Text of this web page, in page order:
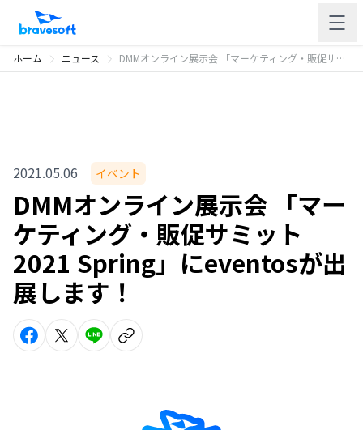
ホーム ニュース DMMオンライン展示会 「マーケティング・販促サミット 2021 Spring」にeventosが出展します！
2021.05.06 イベント
DMMオンライン展示会 「マー
ケティング・販促サミット
2021 Spring」にeventosが出
展します！